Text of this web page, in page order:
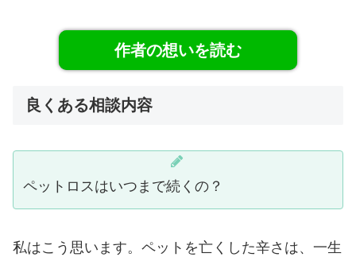
作者の想いを読む
良くある相談内容
ペットロスはいつまで続くの？
私はこう思います。ペットを亡くした辛さは、一生